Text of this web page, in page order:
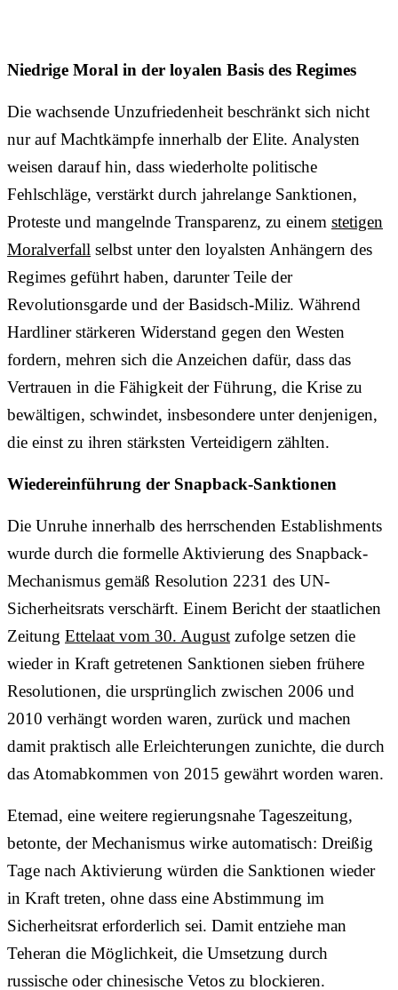
Niedrige Moral in der loyalen Basis des Regimes
Die wachsende Unzufriedenheit beschränkt sich nicht
nur auf Machtkämpfe innerhalb der Elite. Analysten
weisen darauf hin, dass wiederholte politische
Fehlschläge, verstärkt durch jahrelange Sanktionen,
Proteste und mangelnde Transparenz, zu einem stetigen
Moralverfall selbst unter den loyalsten Anhängern des
Regimes geführt haben, darunter Teile der
Revolutionsgarde und der Basidsch-Miliz. Während
Hardliner stärkeren Widerstand gegen den Westen
fordern, mehren sich die Anzeichen dafür, dass das
Vertrauen in die Fähigkeit der Führung, die Krise zu
bewältigen, schwindet, insbesondere unter denjenigen,
die einst zu ihren stärksten Verteidigern zählten.
Wiedereinführung der Snapback-Sanktionen
Die Unruhe innerhalb des herrschenden Establishments
wurde durch die formelle Aktivierung des Snapback-
Mechanismus gemäß Resolution 2231 des UN-
Sicherheitsrats verschärft. Einem Bericht der staatlichen
Zeitung Ettelaat vom 30. August zufolge setzen die
wieder in Kraft getretenen Sanktionen sieben frühere
Resolutionen, die ursprünglich zwischen 2006 und
2010 verhängt worden waren, zurück und machen
damit praktisch alle Erleichterungen zunichte, die durch
das Atomabkommen von 2015 gewährt worden waren.
Etemad, eine weitere regierungsnahe Tageszeitung,
betonte, der Mechanismus wirke automatisch: Dreißig
Tage nach Aktivierung würden die Sanktionen wieder
in Kraft treten, ohne dass eine Abstimmung im
Sicherheitsrat erforderlich sei. Damit entziehe man
Teheran die Möglichkeit, die Umsetzung durch
russische oder chinesische Vetos zu blockieren.